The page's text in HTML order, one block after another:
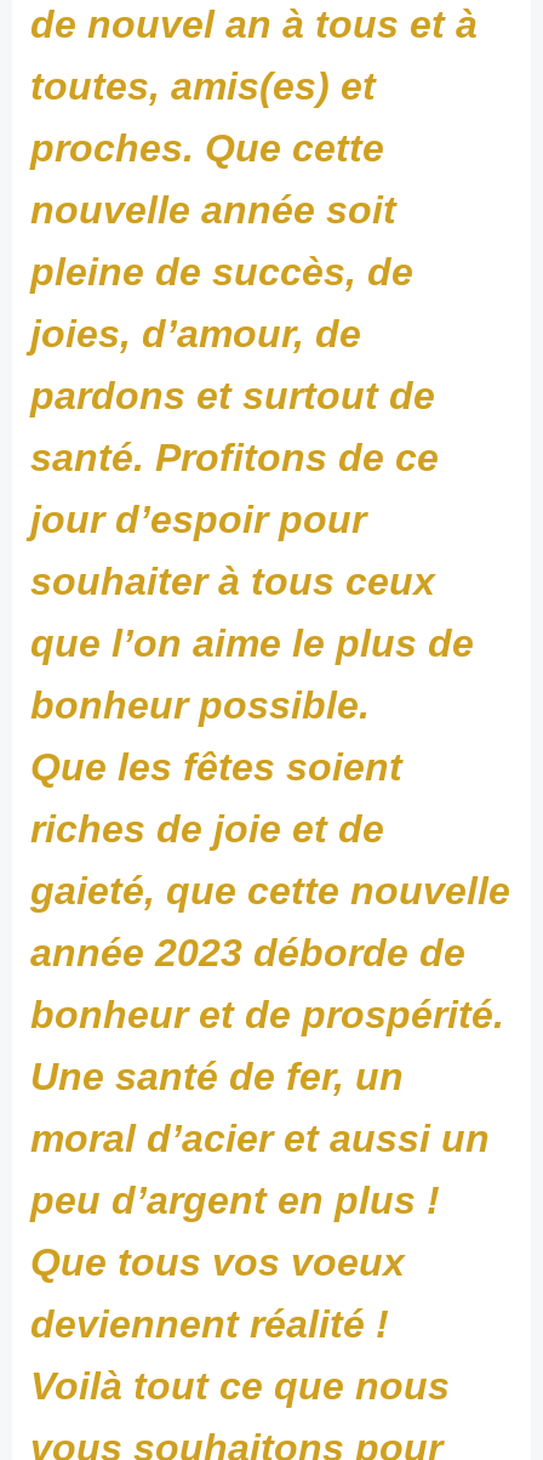
de nouvel an à tous et à
toutes, amis(es) et
proches. Que cette
nouvelle année soit
pleine de succès, de
joies, d’amour, de
pardons et surtout de
santé. Profitons de ce
jour d’espoir pour
souhaiter à tous ceux
que l’on aime le plus de
bonheur possible.
Que les fêtes soient
riches de joie et de
gaieté, que cette nouvelle
année 2023 déborde de
bonheur et de prospérité.
Une santé de fer, un
moral d’acier et aussi un
peu d’argent en plus !
Que tous vos voeux
deviennent réalité !
Voilà tout ce que nous
vous souhaitons pour